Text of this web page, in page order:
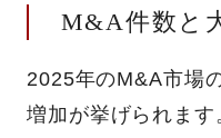
M&A件数と
2025年のM&A市場
増加が挙げられま